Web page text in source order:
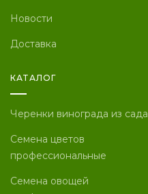
Новости
Доставка
КАТАЛОГ
Черенки винограда из сада
Семена цветов
профессиональные
Семена овощей